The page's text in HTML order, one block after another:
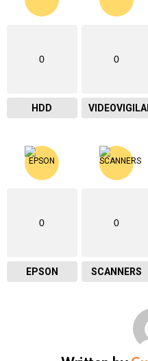
0
HDD
0
0
EPSON
0
SCANNERS